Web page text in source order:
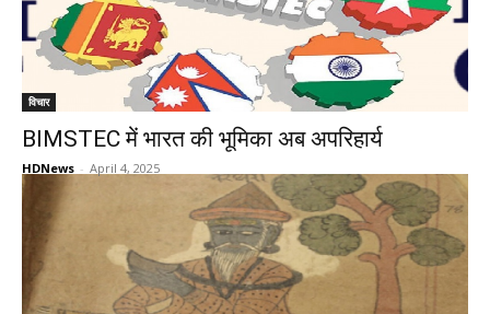
विचार
BIMSTEC में भारत की भूमिका अब अपरिहार्य
HDNews - April 4, 2025